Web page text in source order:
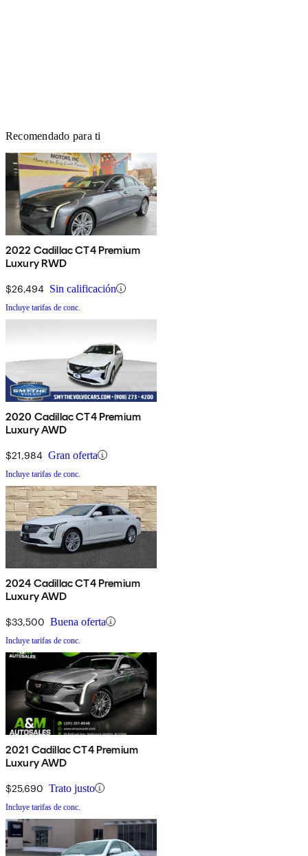
Recomendado para ti
2022 Cadillac CT4 Premium
Luxury RWD
$26,494 Sin calificación
Incluye tarifas de conc.
2020 Cadillac CT4 Premium
Luxury AWD
$21,984 Gran oferta
Incluye tarifas de conc.
2024 Cadillac CT4 Premium
Luxury AWD
$33,500 Buena oferta
Incluye tarifas de conc.
2021 Cadillac CT4 Premium
Luxury AWD
$25,690 Trato justo
Incluye tarifas de conc.